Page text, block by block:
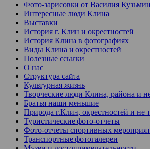
Фото-зарисовки от Василия
Интересные люди Клина
Выставки
История г. Клин и окрестностей
История Клина в фотографиях
Виды Клина и окрестностей
Полезные ссылки
О нас
Структура сайта
Культурная жизнь
Творческие люди Клина, района и
Братья наши меньшие
Природа г.Клин, окрестностей и не
Туристические фото-отчеты
Фото-отчеты спортивных
Транспортные фотогалереи